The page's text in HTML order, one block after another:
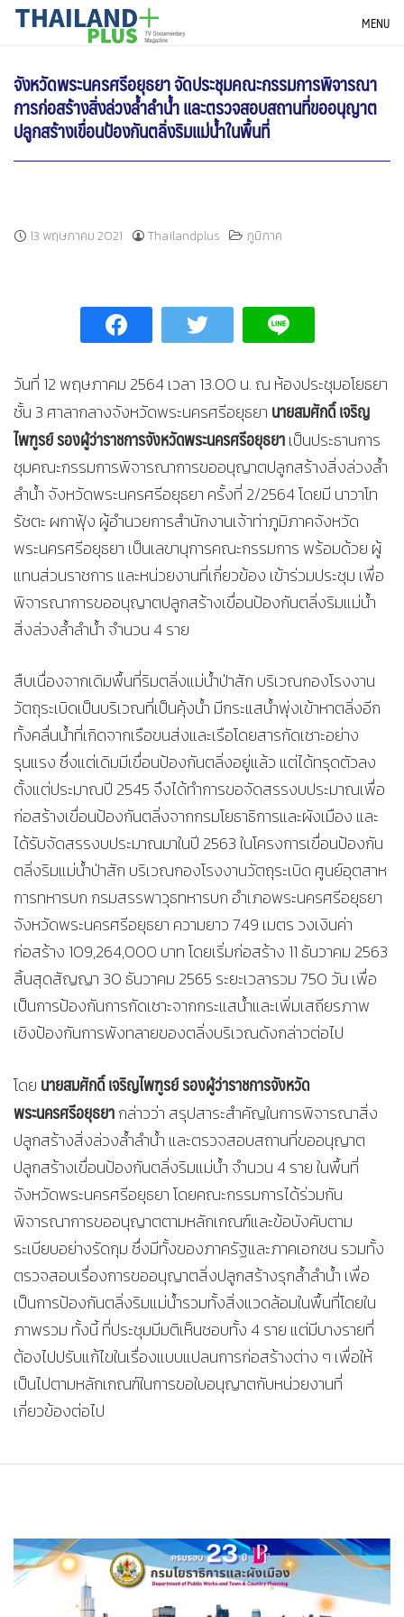
SkipTHAILANDPLUS NEWS MENU
จังหวัดพระนครศรีอยุธยา จัดประชุมคณะกรรมการพิจารณา
การก่อสร้างสิ่งล่วงล้ำลำน้ำ และตรวจสอบสถานที่ขออนุญาต
ปลูกสร้างเขื่อนป้องกันตลิ่งริมแม่น้ำในพื้นที่
13 พฤษภาคม 2021 Thailandplus ภูมิภาค
วันที่ 12 พฤษภาคม 2564 เวลา 13.00 น. ณ ห้องประชุมอโยธยา
ชั้น 3 ศาลากลางจังหวัดพระนครศรีอยุธยา นายสมศักดิ์ เจริญ
ไพฑูรย์ รองผู้ว่าราชการจังหวัดพระนครศรีอยุธยาเป็นประธานการ
ชุมคณะกรรมการพิจารณาการขออนุญาตปลูกสร้างสิ่งล่วงล้ำ
ลำน้ำ จังหวัดพระนครศรีอยุธยา ครั้งที่ 2/2564 โดยมี นาวาโท
รัชตะ ผกาฟุ้ง ผู้อำนวยการสำนักงานเจ้าท่าภูมิภาคจังหวัด
พระนครศรีอยุธยา เป็นเลขานุการคณะกรรมการ พร้อมด้วย ผู้
แทนส่วนราชการ และหน่วยงานที่เกี่ยวข้อง เข้าร่วมประชุม เพื่อ
พิจารณาการขออนุญาตปลูกสร้างเขื่อนป้องกันตลิ่งริมแม่น้ำ
สิ่งล่วงล้ำลำน้ำ จำนวน 4 ราย
สืบเนื่องจากเดิมพื้นที่ริมตลิ่งแม่น้ำป่าสัก บริเวณกองโรงงาน
วัตถุระเบิดเป็นบริเวณที่เป็นคุ้งน้ำ มีกระแสน้ำพุ่งเข้าหาตลิ่งอีก
ทั้งคลื่นน้ำที่เกิดจากเรือขนส่งและเรือโดยสารกัดเซาะอย่าง
รุนแรง ซึ่งแต่เดิมมีเขื่อนป้องกันตลิ่งอยู่แล้ว แต่ได้ทรุดตัวลง
ตั้งแต่ประมาณปี 2545 จึงได้ทำการขอจัดสรรงบประมาณเพื่อ
ก่อสร้างเขื่อนป้องกันตลิ่งจากกรมโยธาธิการและผังเมือง และ
ได้รับจัดสรรงบประมาณมาในปี 2563 ในโครงการเขื่อนป้องกัน
ตลิ่งริมแม่น้ำป่าสัก บริเวณกองโรงงานวัตถุระเบิด ศูนย์อุตสาห
การทหารบก กรมสรรพาวุธทหารบก อำเภอพระนครศรีอยุธยา
จังหวัดพระนครศรีอยุธยา ความยาว 749 เมตร วงเงินค่า
ก่อสร้าง 109,264,000 บาท โดยเริ่มก่อสร้าง 11 ธันวาคม 2563
สิ้นสุดสัญญา 30 ธันวาคม 2565 ระยะเวลารวม 750 วัน เพื่อ
เป็นการป้องกันการกัดเซาะจากกระแสน้ำและเพิ่มเสถียรภาพ
เชิงป้องกันการพังทลายของตลิ่งบริเวณดังกล่าวต่อไป
โดย นายสมศักดิ์ เจริญไพฑูรย์ รองผู้ว่าราชการจังหวัด
พระนครศรีอยุธยากล่าวว่า สรุปสาระสำคัญในการพิจารณาสิ่ง
ปลูกสร้างสิ่งล่วงล้ำลำน้ำ และตรวจสอบสถานที่ขออนุญาต
ปลูกสร้างเขื่อนป้องกันตลิ่งริมแม่น้ำ จำนวน 4 ราย ในพื้นที่
จังหวัดพระนครศรีอยุธยา โดยคณะกรรมการได้ร่วมกัน
พิจารณาการขออนุญาตตามหลักเกณฑ์และข้อบังคับตาม
ระเบียบอย่างรัดกุม ซึ่งมีทั้งของภาครัฐและภาคเอกชน รวมทั้ง
ตรวจสอบเรื่องการขออนุญาตสิ่งปลูกสร้างรุกล้ำลำน้ำ เพื่อ
เป็นการป้องกันตลิ่งริมแม่น้ำรวมทั้งสิ่งแวดล้อมในพื้นที่โดยใน
ภาพรวม ทั้งนี้ ที่ประชุมมีมติเห็นชอบทั้ง 4 ราย แต่มีบางรายที่
ต้องไปปรับแก้ไขในเรื่องแบบแปลนการก่อสร้างต่าง ๆ เพื่อให้
เป็นไปตามหลักเกณฑ์ในการขอใบอนุญาตกับหน่วยงานที่
เกี่ยวข้องต่อไป